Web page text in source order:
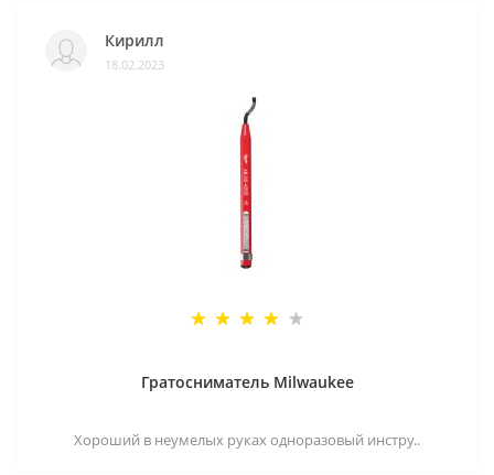
Кирилл
18.02.2023
Гратосниматель Milwaukee
Хороший в неумелых руках одноразовый инстру..